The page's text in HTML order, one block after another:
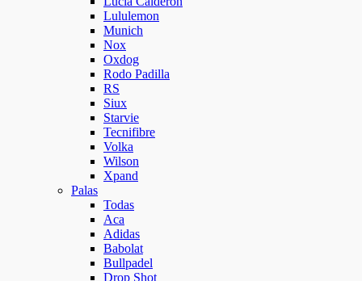
Lululemon
Munich
Nox
Oxdog
Rodo Padilla
RS
Siux
Starvie
Tecnifibre
Volka
Wilson
Xpand
Palas
Todas
Aca
Adidas
Babolat
Bullpadel
Drop Shot